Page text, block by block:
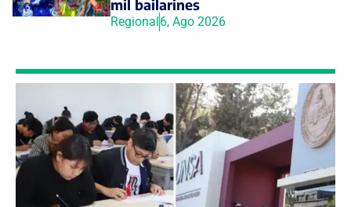
mil bailarines
Regional 6, Ago 2026